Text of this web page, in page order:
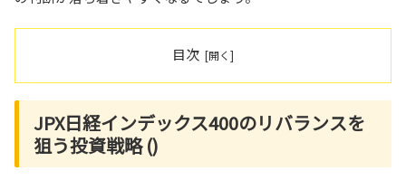
目次
JPX日経インデックス400のリバランスを
狙う投資戦略 ()